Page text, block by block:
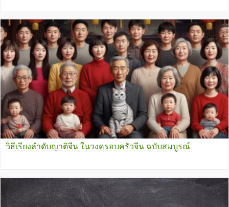
วิธีเรียงลำดับญาติจีน ในวงครอบครัวจีน ฉบับสมบูรณ์